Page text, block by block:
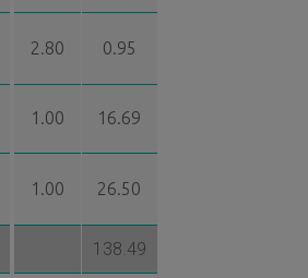
2.80 0.95
1.00 16.69
1.00 26.50
138.49